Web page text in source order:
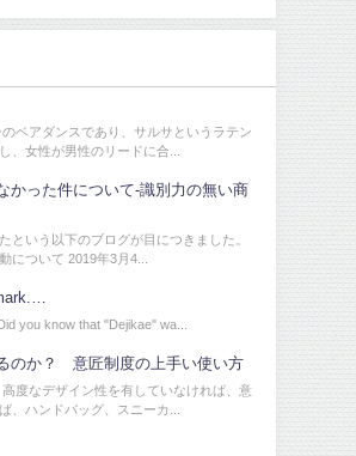
ベアダンスであり、サルサというラテン
、女性が男性のリードに合...
かった件について-識別力の無い商
という以下のブログが目につきました。
について 2019年3月4...
you know that "Dejikae" wa...
のか？ 意匠制度の上手い使い方
度なデザイン性を有していなければ、意
、ハンドバッグ、スニーカ...